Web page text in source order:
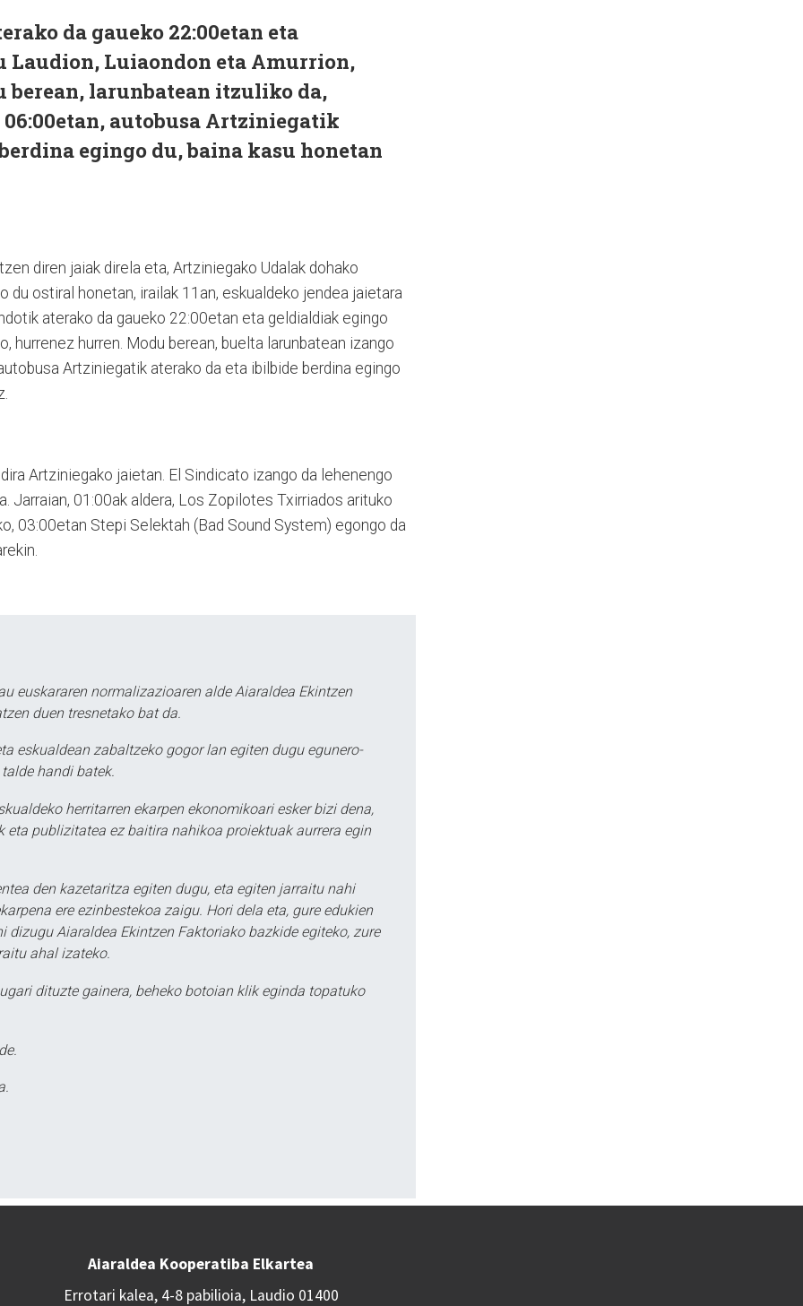
da gaueko 22:00etan eta
Luiaondon eta Amurrion,
berean, larunbatean itzuliko da,
autobusa Artziniegatik
egingo du, baina kasu honetan
diren jaiak direla eta, Artziniegako Udalak dohako
du ostiral honetan, irailak 11an, eskualdeko jendea jaietara
aterako da gaueko 22:00etan eta geldialdiak egingo
hurrenez hurren. Modu berean, buelta larunbatean izango
Artziniegatik aterako da eta ibilbide berdina egingo
Artziniegako jaietan. El Sindicato izango da lehenengo
Jarraian, 01:00ak aldera, Los Zopilotes Txirriados arituko
03:00etan Stepi Selektah (Bad Sound System) egongo da
euskararen normalizazioaren alde Aiaraldea Ekintzen
duen tresnetako bat da.
eskualdean zabaltzeko gogor lan egiten dugu egunero-
handi batek.
herritarren ekarpen ekonomikoari esker bizi dena,
publizitatea ez baitira nahikoa proiektuak aurrera egin
den kazetaritza egiten dugu, eta egiten jarraitu nahi
ere ezinbestekoa zaigu. Hori dela eta, gure edukien
dizugu Aiaraldea Ekintzen Faktoriako bazkide egiteko, zure
ahal izateko.
dituzte gainera, beheko botoian klik eginda topatuko
Aiaraldea Kooperatiba Elkartea
Errotari kalea, 4-8 pabilioia, Laudio 01400